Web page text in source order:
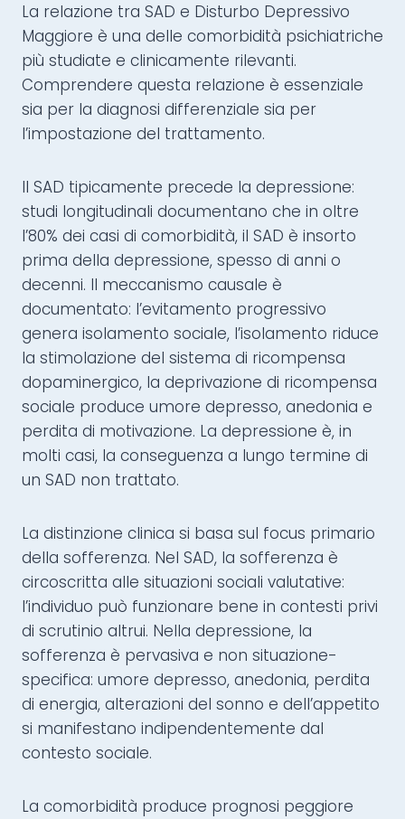
La relazione tra SAD e Disturbo Depressivo
Maggiore è una delle comorbidità psichiatriche
più studiate e clinicamente rilevanti.
Comprendere questa relazione è essenziale
sia per la diagnosi differenziale sia per
l’impostazione del trattamento.
Il SAD tipicamente precede la depressione:
studi longitudinali documentano che in oltre
l’80% dei casi di comorbidità, il SAD è insorto
prima della depressione, spesso di anni o
decenni. Il meccanismo causale è
documentato: l’evitamento progressivo
genera isolamento sociale, l’isolamento riduce
la stimolazione del sistema di ricompensa
dopaminergico, la deprivazione di ricompensa
sociale produce umore depresso, anedonia e
perdita di motivazione. La depressione è, in
molti casi, la conseguenza a lungo termine di
un SAD non trattato.
La distinzione clinica si basa sul focus primario
della sofferenza. Nel SAD, la sofferenza è
circoscritta alle situazioni sociali valutative:
l’individuo può funzionare bene in contesti privi
di scrutinio altrui. Nella depressione, la
sofferenza è pervasiva e non situazione-
specifica: umore depresso, anedonia, perdita
di energia, alterazioni del sonno e dell’appetito
si manifestano indipendentemente dal
contesto sociale.
La comorbidità produce prognosi peggiore